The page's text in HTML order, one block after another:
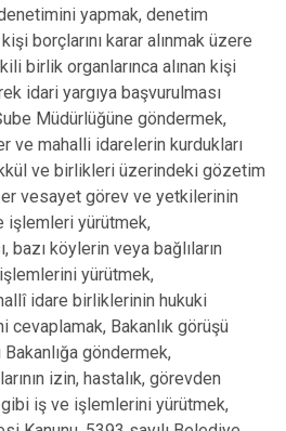
yapmak, denetim
borçlarını karar alınmak üzere
birlik organlarınca alınan kişi
idari yargıya başvurulması
Müdürlüğüne göndermek,
ve mahalli idarelerin kurdukları
ve birlikleri üzerindeki gözetim
vesayet görev ve yetkilerinin
işlemleri yürütmek,
bazı köylerin veya bağlıların
yürütmek,
idare birliklerinin hukuki
cevaplamak, Bakanlık görüşü
göndermek,
izin, hastalık, görevden
iş ve işlemlerini yürütmek,